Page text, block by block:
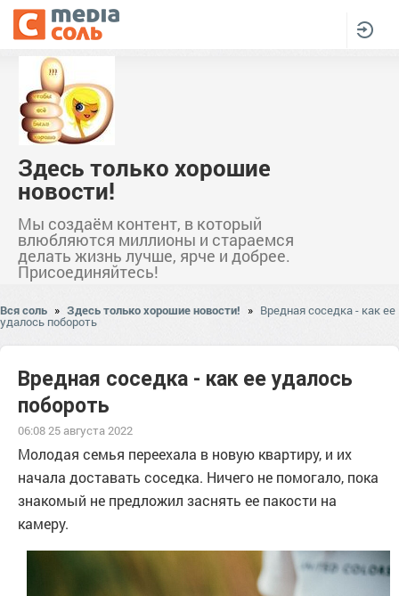
Здесь только хорошие
новости!
Мы создаём контент, в который
влюбляются миллионы и стараемся
делать жизнь лучше, ярче и добрее.
Присоединяйтесь!
Вся соль » Здесь только хорошие новости! » Вредная соседка - как ее
удалось побороть
Вредная соседка - как ее удалось
побороть
06:08 25 августа 2022
Молодая семья переехала в новую квартиру, и их
начала доставать соседка. Ничего не помогало, пока
знакомый не предложил заснять ее пакости на
камеру.